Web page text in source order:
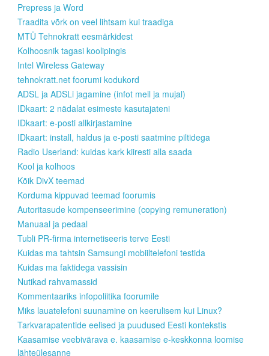
Prepress ja Word
Traadita võrk on veel lihtsam kui traadiga
MTÜ Tehnokratt eesmärkidest
Kolhoosnik tagasi koolipingis
Intel Wireless Gateway
tehnokratt.net foorumi kodukord
ADSL ja ADSLi jagamine (infot meil ja mujal)
IDkaart: 2 nädalat esimeste kasutajateni
IDkaart: e-posti allkirjastamine
IDkaart: install, haldus ja e-posti saatmine piltidega
Radio Userland: kuidas kark kiiresti alla saada
Kool ja kolhoos
Kõik DivX teemad
Korduma kippuvad teemad foorumis
Autoritasude kompenseerimine (copying remuneration)
Manuaal ja pedaal
Tubli PR-firma internetiseeris terve Eesti
Kuidas ma tahtsin Samsungi mobiiltelefoni testida
Kuidas ma faktidega vassisin
Nutikad rahvamassid
Kommentaariks infopoliitika foorumile
Miks lauatelefoni suunamine on keerulisem kui Linux?
Tarkvarapatentide eelised ja puudused Eesti kontekstis
Kaasamise veebivärava e. kaasamise e-keskkonna loomise
lähteülesanne